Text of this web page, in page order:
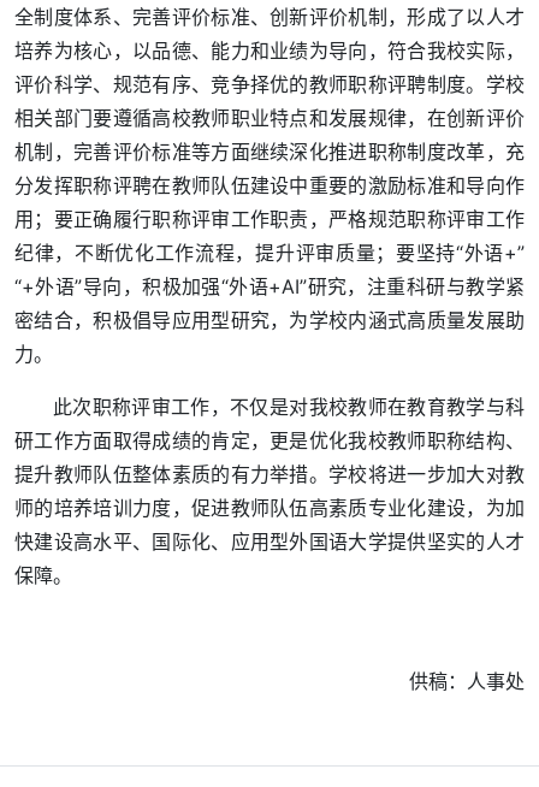
全制度体系、完善评价标准、创新评价机制，形成了以人才
培养为核心，以品德、能力和业绩为导向，符合我校实际，
评价科学、规范有序、竞争择优的教师职称评聘制度。学校
相关部门要遵循高校教师职业特点和发展规律，在创新评价
机制，完善评价标准等方面继续深化推进职称制度改革，充
分发挥职称评聘在教师队伍建设中重要的激励标准和导向作
用；要正确履行职称评审工作职责，严格规范职称评审工作
纪律，不断优化工作流程，提升评审质量；要坚持“外语+”
“+外语”导向，积极加强“外语+AI”研究，注重科研与教学紧
密结合，积极倡导应用型研究，为学校内涵式高质量发展助
力。
此次职称评审工作，不仅是对我校教师在教育教学与科
研工作方面取得成绩的肯定，更是优化我校教师职称结构、
提升教师队伍整体素质的有力举措。学校将进一步加大对教
师的培养培训力度，促进教师队伍高素质专业化建设，为加
快建设高水平、国际化、应用型外国语大学提供坚实的人才
保障。
供稿：人事处